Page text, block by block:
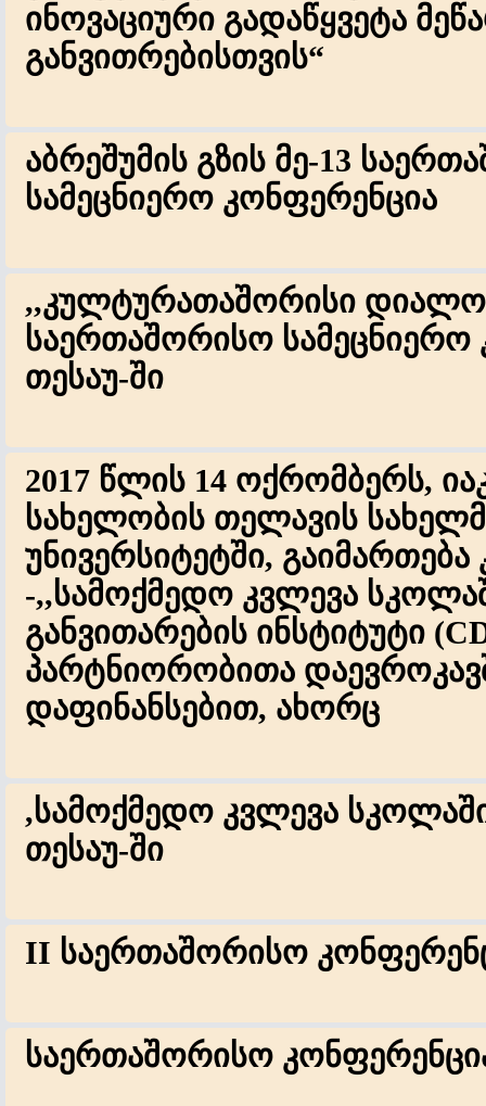
ინოვაციური გადაწყვეტა
განვითრებისთვის“
აბრეშუმის გზის მე-13
სამეცნიერო კონფერენცია
,,კულტურათაშორისი
საერთაშორისო სამეცნიერო
თესაუ-ში
2017 წლის 14 ოქრომბერს,
სახელობის თელავის
უნივერსიტეტში,
-,,სამოქმედო კვლევა
განვითარების ინსტიტუტი
პარტნიორობითა
დაფინანსებით, ახორც
,სამოქმედო კვლევა
თესაუ-ში
II საერთაშორისო
საერთაშორისო